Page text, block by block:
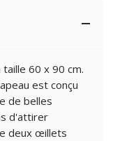
60 x 90 cm.
est conçu
de belles
d'attirer
deux œillets